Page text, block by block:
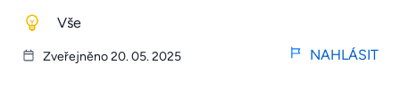
Vše
Zveřejněno 20. 05. 2025 NAHLÁSIT